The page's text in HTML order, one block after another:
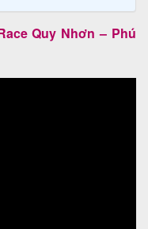
Quy Nhơn – Phú